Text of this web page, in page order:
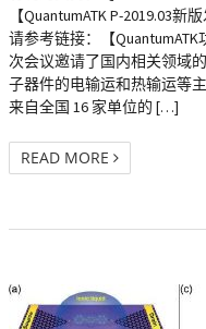
【QuantumATK P-2019.03
请参考链接：【
次会议邀请了国内相关领域
子器件的电输运和热输运等
来自全国 16 家单位的 […]
READ MORE